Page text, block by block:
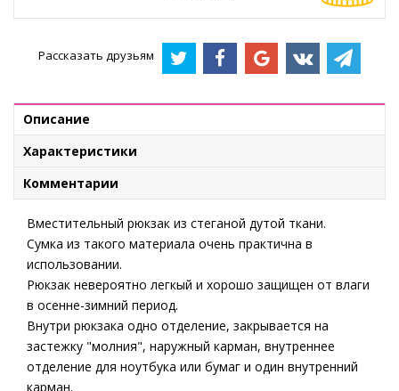
Рассказать друзьям
Описание
Характеристики
Комментарии
Вместительный рюкзак из стеганой дутой ткани.
Сумка из такого материала очень практична в
использовании.
Рюкзак невероятно легкый и хорошо защищен от влаги
в осенне-зимний период.
Внутри рюкзака одно отделение, закрывается на
застежку "молния", наружный карман, внутреннее
отделение для ноутбука или бумаг и один внутренний
карман.